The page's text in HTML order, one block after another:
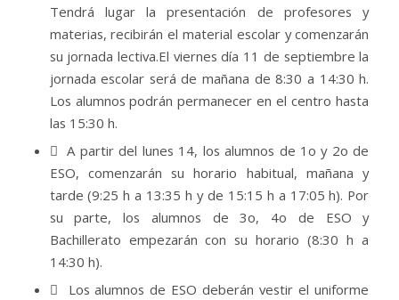
Tendrá lugar la presentación de profesores y
materias, recibirán el material escolar y comenzarán
su jornada lectiva.El viernes día 11 de septiembre la
jornada escolar será de mañana de 8:30 a 14:30 h.
Los alumnos podrán permanecer en el centro hasta
las 15:30 h.
 A partir del lunes 14, los alumnos de 1o y 2o de
ESO, comenzarán su horario habitual, mañana y
tarde (9:25 h a 13:35 h y de 15:15 h a 17:05 h). Por
su parte, los alumnos de 3o, 4o de ESO y
Bachillerato empezarán con su horario (8:30 h a
14:30 h).
 Los alumnos de ESO deberán vestir el uniforme